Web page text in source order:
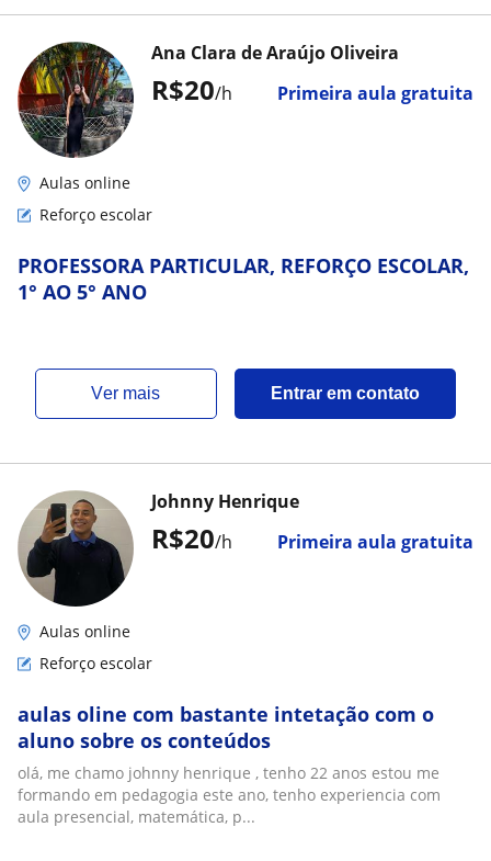
R$20/h Primeira aula gratuita
Ana Clara de Araújo Oliveira
Aulas online
Reforço escolar
PROFESSORA PARTICULAR, REFORÇO ESCOLAR,
1° AO 5° ANO
ver mais Entrar em contato
R$20/h Primeira aula gratuita
Johnny Henrique
Aulas online
Reforço escolar
aulas oline com bastante intetação com o
aluno sobre os conteúdos
olá, me chamo johnny henrique , tenho 22 anos estou me
formando em pedagogia este ano, tenho experiencia com
aula presencial, matemática, p...